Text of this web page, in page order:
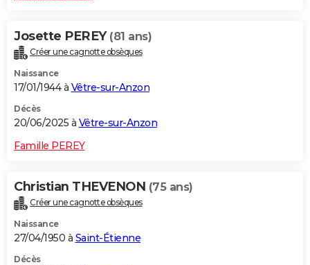
Josette PEREY (81 ans)
Créer une cagnotte obsèques
Naissance
17/01/1944 à Vêtre-sur-Anzon
Décès
20/06/2025 à Vêtre-sur-Anzon
Famille PEREY
Christian THEVENON (75 ans)
Créer une cagnotte obsèques
Naissance
27/04/1950 à Saint-Étienne
Décès